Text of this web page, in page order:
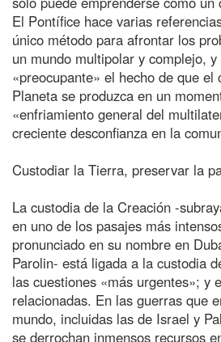
El Pontífice hace varias
único método para afrontar los
un mundo multipolar y complejo,
«preocupante» el hecho de que el
Planeta se produzca en un
«enfriamiento general del
creciente desconfianza en la
Custodiar la Tierra, preservar la
La custodia de la Creación -
en uno de los pasajes más
pronunciado en su nombre en
Parolin- está ligada a la custodia
las cuestiones «más urgentes»; y
relacionadas. En las guerras que
mundo, incluidas las de Israel y
se derrochan inmensos recursos